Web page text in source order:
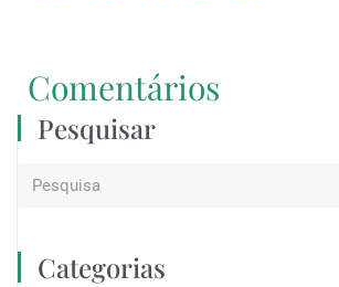
Comentários
Pesquisar
Categorias